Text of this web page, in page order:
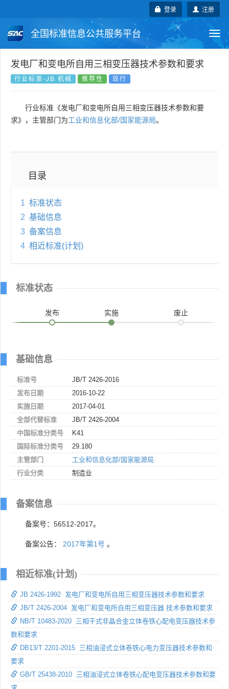
注册
登录
全国标准信息公共服务平台
国家标准 行业标准 地方标准
国外标准 技术委员会
发电厂和变电所自用三相变压器技术参数和要求
行业标准-JB 机械 推荐性 现行
行业标准《发电厂和变电所自用三相变压器技术参数和要
求》，主管部门为工业和信息化部/国家能源局。
目录
1 标准状态
2 基础信息
3 备案信息
4 相近标准(计划)
标准状态
发布 实施 废止
基础信息
标准号
JB/T 2426-2016
发布日期
2016-10-22
实施日期
2017-04-01
全部代替标准
JB/T 2426-2004
中国标准分类号
K41
国际标准分类号
29.180
主管部门
工业和信息化部/国家能源局
行业分类
制造业
备案信息
备案号：56512-2017。
备案公告： 2017年第1号 。
相近标准(计划)
JB 2426-1992 发电厂和变电所自用三相变压器技术参数和要求
JB/T 2426-2004 发电厂和变电所自用三相变压器 技术参数和要求
NB/T 10483-2020 三相干式非晶合金立体卷铁心配电变压器技术参
数和要求
DB13/T 2201-2015 三相油浸式立体卷铁心电力变压器技术参数和
要求
GB/T 25438-2010 三相油浸式立体卷铁心配电变压器技术参数和要